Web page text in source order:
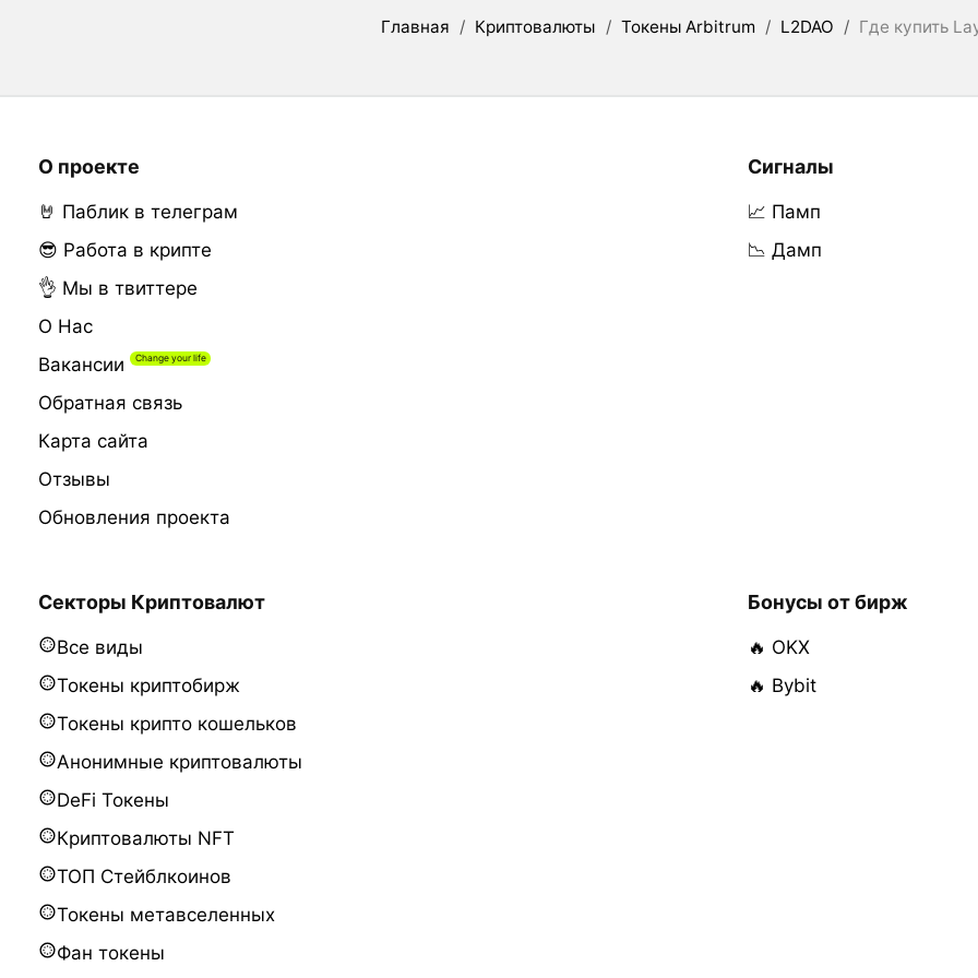
Главная / Криптовалюты / Токены Arbitrum / L2DAO / Где купить
О проекте
🤘 Паблик в телеграм
😎 Работа в крипте
👌 Мы в твиттере
О Нас
Вакансии
Обратная связь
Карта сайта
Отзывы
Обновления проекта
Сигналы
📈 Памп
📉 Дамп
Секторы Криптовалют
Все виды
Токены криптобирж
Токены крипто кошельков
Анонимные криптовалюты
DeFi Токены
Криптовалюты NFT
ТОП Стейблкоинов
Токены метавселенных
Фан токены
Бонусы от бирж
🔥 OKX
🔥 Bybit